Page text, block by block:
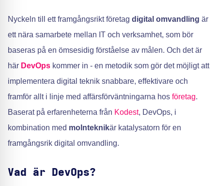
Nyckeln till ett framgångsrikt företag digital omvandling är
ett nära samarbete mellan IT och verksamhet, som bör
baseras på en ömsesidig förståelse av målen. Och det är
här DevOps kommer in - en metodik som gör det möjligt att
implementera digital teknik snabbare, effektivare och
framför allt i linje med affärsförväntningarna hos företag.
Baserat på erfarenheterna från Kodest, DevOps, i
kombination med molnteknikär katalysatorn för en
framgångsrik digital omvandling.
Vad är DevOps?